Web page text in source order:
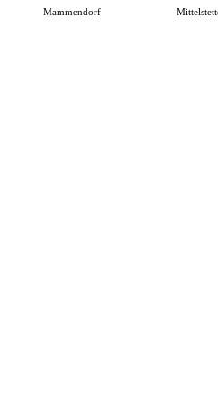
Mammendorf